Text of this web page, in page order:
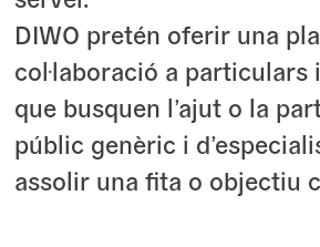
DIWO pretén oferir una
col·laboració a particulars
que busquen l’ajut o la
públic genèric i
assolir una fita o objectiu